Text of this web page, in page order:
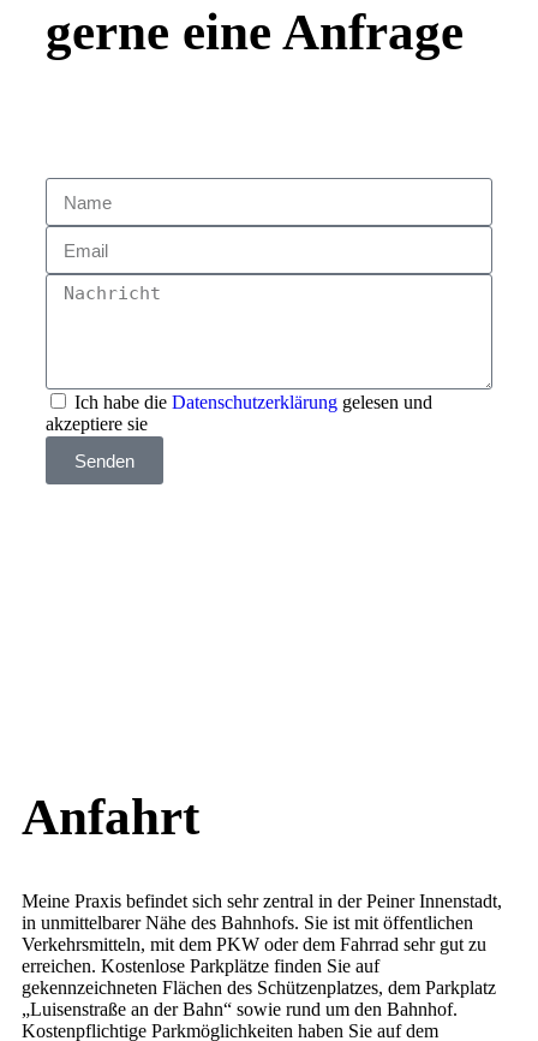
gerne eine Anfrage
Ich habe die Datenschutzerklärung gelesen und
akzeptiere sie
Senden
Anfahrt
Meine Praxis befindet sich sehr zentral in der Peiner Innenstadt,
in unmittelbarer Nähe des Bahnhofs. Sie ist mit öffentlichen
Verkehrsmitteln, mit dem PKW oder dem Fahrrad sehr gut zu
erreichen. Kostenlose Parkplätze finden Sie auf
gekennzeichneten Flächen des Schützenplatzes, dem Parkplatz
„Luisenstraße an der Bahn“ sowie rund um den Bahnhof.
Kostenpflichtige Parkmöglichkeiten haben Sie auf dem